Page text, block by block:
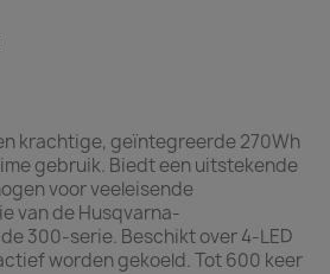
krachtige, geïntegreerde 270Wh
gebruik. Biedt een uitstekende
voor veeleisende
van de Husqvarna-
300-serie. Beschikt over 4-LED
worden gekoeld. Tot 600 keer